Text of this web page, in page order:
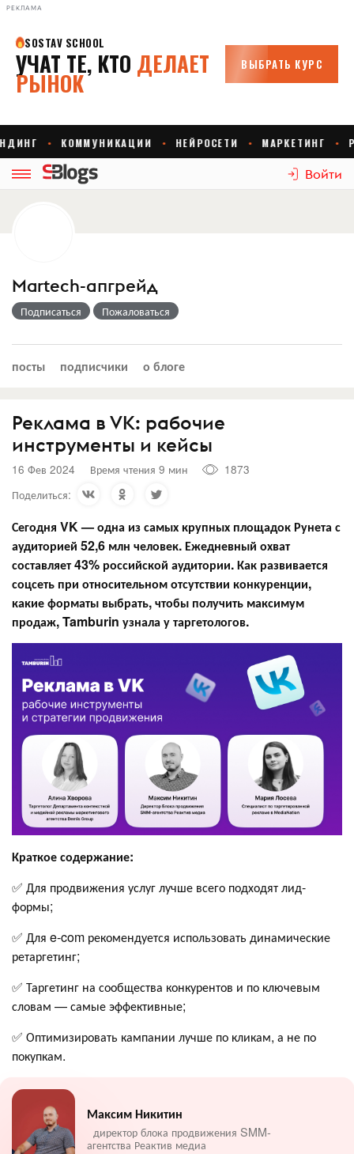
РЕКЛАМА
Войти
Martech-апгрейд
Подписаться Пожаловаться
посты подписчики о блоге
Реклама в VK: рабочие
инструменты и кейсы
16 Фев 2024 Время чтения 9 мин
1873
Поделиться:
Сегодня VK — одна из самых крупных площадок Рунета с
аудиторией 52,6 млн человек. Ежедневный охват
составляет 43% российской аудитории. Как развивается
соцсеть при относительном отсутствии конкуренции,
какие форматы выбрать, чтобы получить максимум
продаж, Tamburin узнала у таргетологов.
Краткое содержание:
✅ Для продвижения услуг лучше всего подходят лид-
формы;
✅ Для e-com рекомендуется использовать динамические
ретаргетинг;
✅ Таргетинг на сообщества конкурентов и по ключевым
словам — самые эффективные;
✅ Оптимизировать кампании лучше по кликам, а не по
покупкам.
Максим Никитин
директор блока продвижения SMM-
агентства Реактив медиа